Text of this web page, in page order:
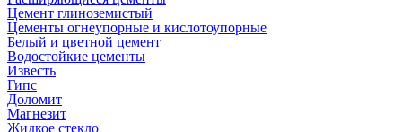
Цемент глиноземистый
Цементы огнеупорные и кислотоупорные
Белый и цветной цемент
Водостойкие цементы
Известь
Гипс
Доломит
Магнезит
Жидкое стекло